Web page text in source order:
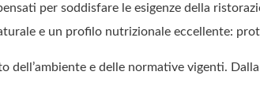
per soddisfare le esigenze della
e un profilo nutrizionale eccellente:
e delle normative vigenti.